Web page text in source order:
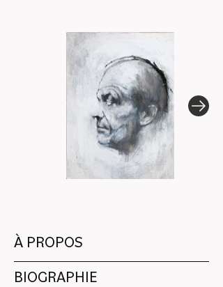
À PROPOS
BIOGRAPHIE